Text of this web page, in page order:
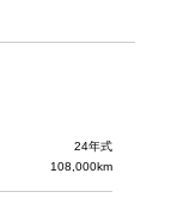
24年式
108,000km